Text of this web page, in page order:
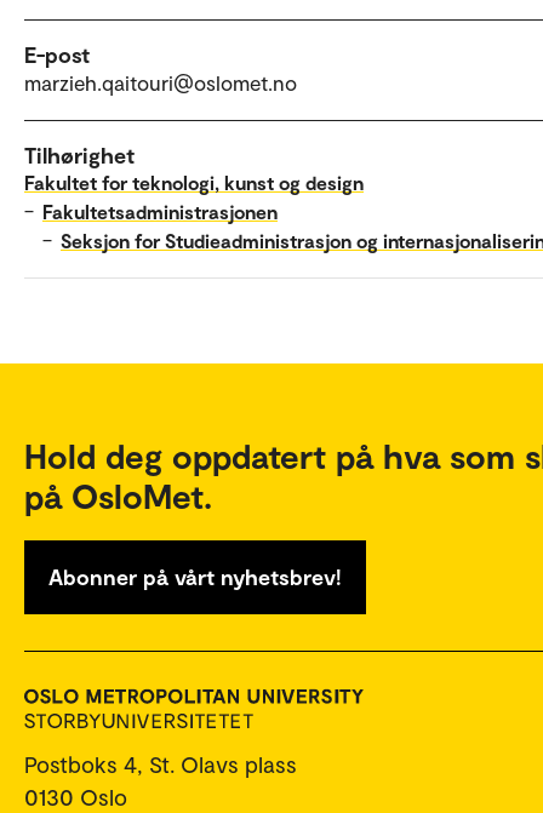
E-post
marzieh.qaitouri@oslomet.no
Tilhørighet
Fakultet for teknologi, kunst og design
– Fakultetsadministrasjonen
– Seksjon for Studieadministrasjon og
Hold deg oppdatert på hva som
på OsloMet.
Abonner på vårt nyhetsbrev!
Postboks 4, St. Olavs plass
0130 Oslo